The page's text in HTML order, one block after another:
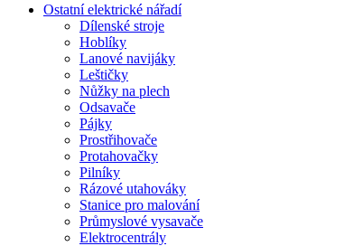
Ostatní elektrické nářadí
Dílenské stroje
Hoblíky
Lanové navijáky
Leštičky
Nůžky na plech
Odsavače
Pájky
Prostřihovače
Protahovačky
Pilníky
Rázové utahováky
Stanice pro malování
Průmyslové vysavače
Elektrocentrály